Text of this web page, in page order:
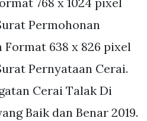
Permohonan
638 x 826 pixel
Pernyataan Cerai.
Cerai Talak Di
Baik dan Benar 2019.